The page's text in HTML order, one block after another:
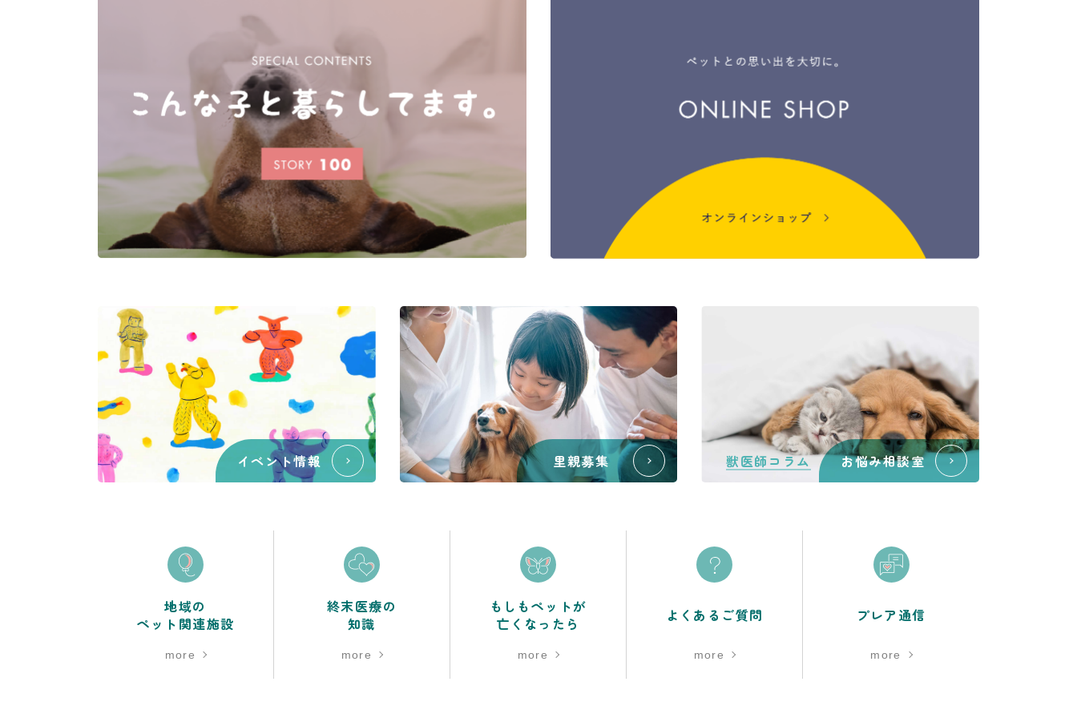
イベント情報 里親募集 獣医師コラム お悩み相談室
地域の
ペット関連施設
more
終末医療の
知識
more
もしもペットが
亡くなったら
more
よくあるご質問
more
プレア通信
more